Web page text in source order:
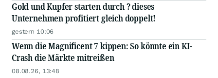
Gold und Kupfer starten durch ? dieses
Unternehmen profitiert gleich doppelt!
gestern 10:06
Wenn die Magnificent 7 kippen: So könnte ein KI-
Crash die Märkte mitreißen
08.08.26, 13:48